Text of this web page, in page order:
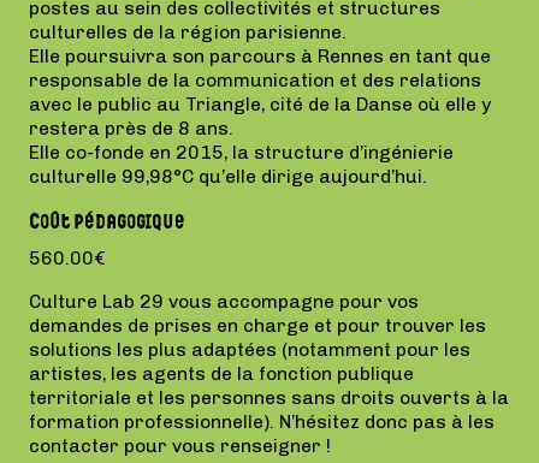
postes au sein des collectivités et structures
culturelles de la région parisienne.
Elle poursuivra son parcours à Rennes en tant que
responsable de la communication et des relations
avec le public au Triangle, cité de la Danse où elle y
restera près de 8 ans.
Elle co-fonde en 2015, la structure d’ingénierie
culturelle 99,98°C qu’elle dirige aujourd’hui.
Coût pédagogique
560.00€
Culture Lab 29 vous accompagne pour vos
demandes de prises en charge et pour trouver les
solutions les plus adaptées (notamment pour les
artistes, les agents de la fonction publique
territoriale et les personnes sans droits ouverts à la
formation professionnelle). N’hésitez donc pas à les
contacter pour vous renseigner !